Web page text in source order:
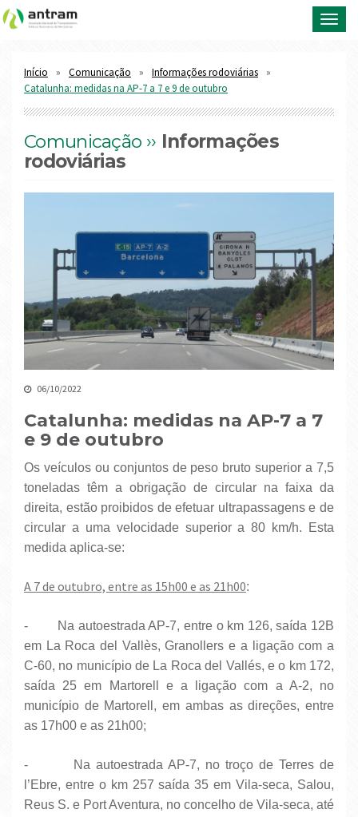
Início Comunicação
Informações rodoviárias
Catalunha: medidas na AP-7 a 7 e 9 de outubro
Comunicação ›› Informações
rodoviárias
06/10/2022
Catalunha: medidas na AP-7 a 7
e 9 de outubro
Os veículos ou conjuntos de peso bruto superior a 7,5
toneladas têm a obrigação de circular na faixa da
direita, estão proibidos de efetuar ultrapassagens e de
circular a uma velocidade superior a 80 km/h. Esta
medida aplica-se:
A 7 de outubro, entre as 15h00 e as 21h00:
- Na autoestrada AP-7, entre o km 126, saída 12B
em La Roca del Vallès, Granollers e a ligação com a
C-60, no município de La Roca del Vallés, e o km 172,
saída 25 em Martorell e a ligação com a A-2, no
município de Martorell, em ambas as direções, entre
as 17h00 e as 21h00;
- Na autoestrada AP-7, no troço de Terres de
l’Ebre, entre o km 257 saída 35 em Vila-seca, Salou,
Reus S. e Port Aventura, no concelho de Vila-seca, até